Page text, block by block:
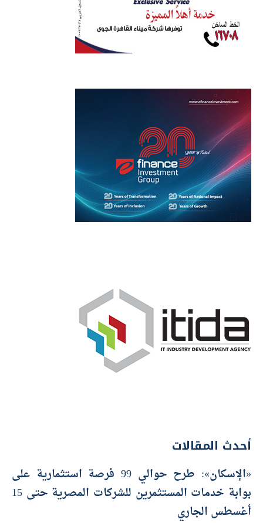
أحدث المقالات
«الإسكان»: طرح حوالي 99 فرصة استثمارية على
بوابة خدمات المستثمرين للشركات المصرية حتى 15
أغسطس الجاري